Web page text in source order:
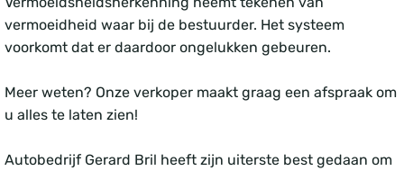
vermoeidheid waar bij de bestuurder. Het systeem
voorkomt dat er daardoor ongelukken gebeuren.
Meer weten? Onze verkoper maakt graag een afspraak om
u alles te laten zien!
Autobedrijf Gerard Bril heeft zijn uiterste best gedaan om